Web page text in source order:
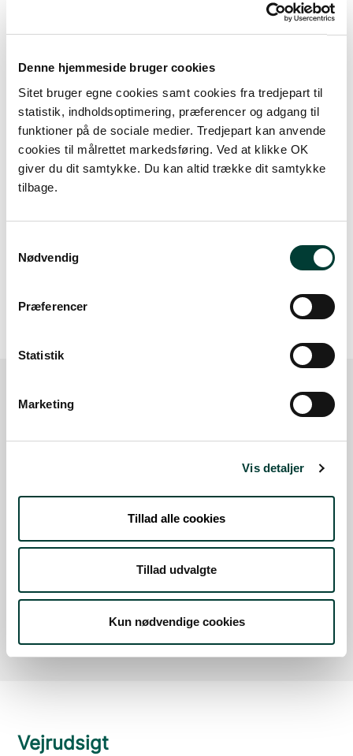
Denne hjemmeside bruger cookies
Sitet bruger egne cookies samt cookies fra tredjepart til
statistik, indholdsoptimering, præferencer og adgang til
funktioner på de sociale medier. Tredjepart kan anvende
cookies til målrettet markedsføring. Ved at klikke OK
giver du dit samtykke. Du kan altid trække dit samtykke
tilbage.
Nødvendig
Præferencer
Statistik
Marketing
Vis detaljer
Tillad alle cookies
Tillad udvalgte
Kun nødvendige cookies
+
Google Maps
Der er ingen parkeringspladser i umiddelbar nærhed
Vejrudsigt